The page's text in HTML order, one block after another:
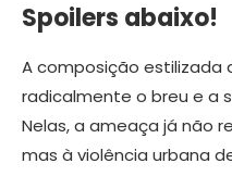
Spoilers abaixo!
A composição estilizada
radicalmente o breu e a
Nelas, a ameaça já não
mas à violência urbana